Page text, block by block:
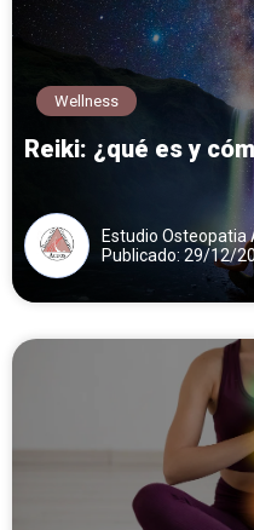
Wellness
Reiki: ¿qué es y
Estudio Osteopatia
Publicado: 29/12/